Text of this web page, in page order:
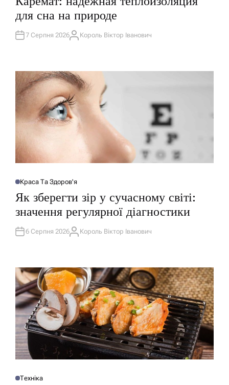
Л
І
У
В
для сна на природе
7 Серпня 2026А
Король Віктор Іванович
О
У
Л
І
У
В
Краса Та Здоров'я
Як зберегти зір у сучасному світі:
значення регулярної діагностики
6 Серпня 2026А
Король Віктор Іванович
ОТехніка